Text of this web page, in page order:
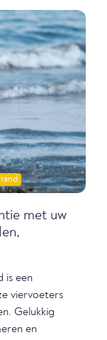
met uw
is een
viervoeters
Gelukkig
en